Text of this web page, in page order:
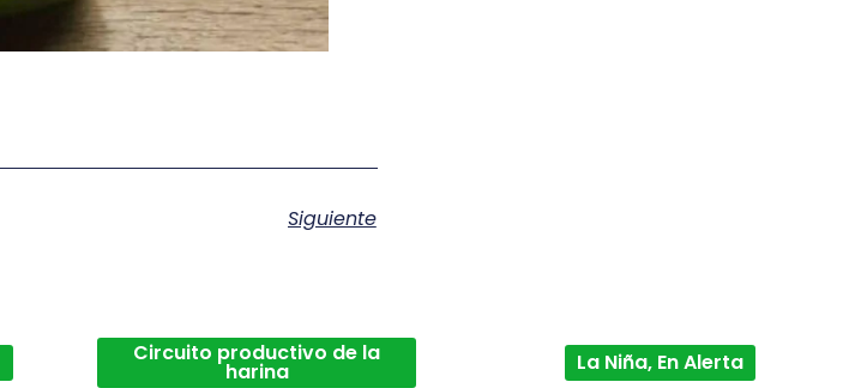
Siguiente
Circuito productivo de la
harina La Niña, En Alerta